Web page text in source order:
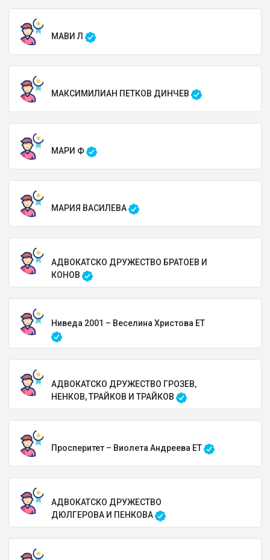
МАВИ Л
МАКСИМИЛИАН ПЕТКОВ ДИНЧЕВ
МАРИ Ф
МАРИЯ ВАСИЛЕВА
АДВОКАТСКО ДРУЖЕСТВО БРАТОЕВ И
КОНОВ
Ниведа 2001 – Веселина Христова ЕТ
АДВОКАТСКО ДРУЖЕСТВО ГРОЗЕВ,
НЕНКОВ, ТРАЙКОВ И ТРАЙКОВ
Просперитет – Виолета Андреева ЕТ
АДВОКАТСКО ДРУЖЕСТВО
ДЮЛГЕРОВА И ПЕНКОВА